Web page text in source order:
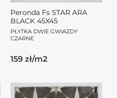
Peronda Fs STAR ARA
BLACK 45X45
PŁYTKA DWIE GWIAZDY
CZARNE
159 zł/m2